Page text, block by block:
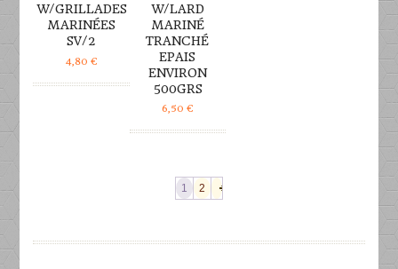
W/GRILLADES
MARINÉES
SV/2
4,80 €
W/LARD
MARINÉ
TRANCHÉ
EPAIS
ENVIRON
500GRS
6,50 €
1 2